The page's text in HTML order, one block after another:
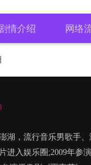
情介绍 网络
湖，流行音乐男歌手、
进入娱乐圈;2009年参